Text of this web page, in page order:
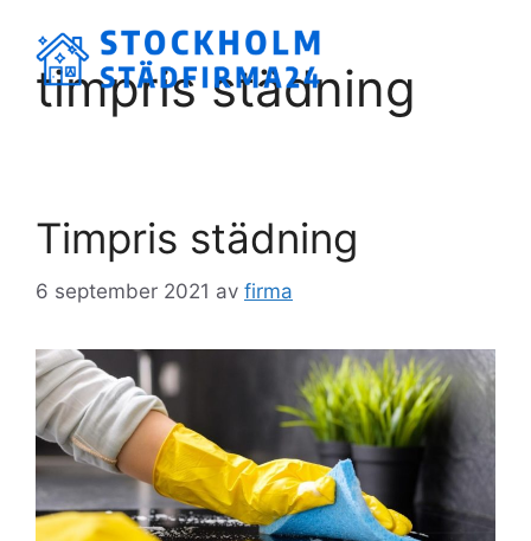
innehålltimpris städning
Timpris städning
6 september 2021 av firma